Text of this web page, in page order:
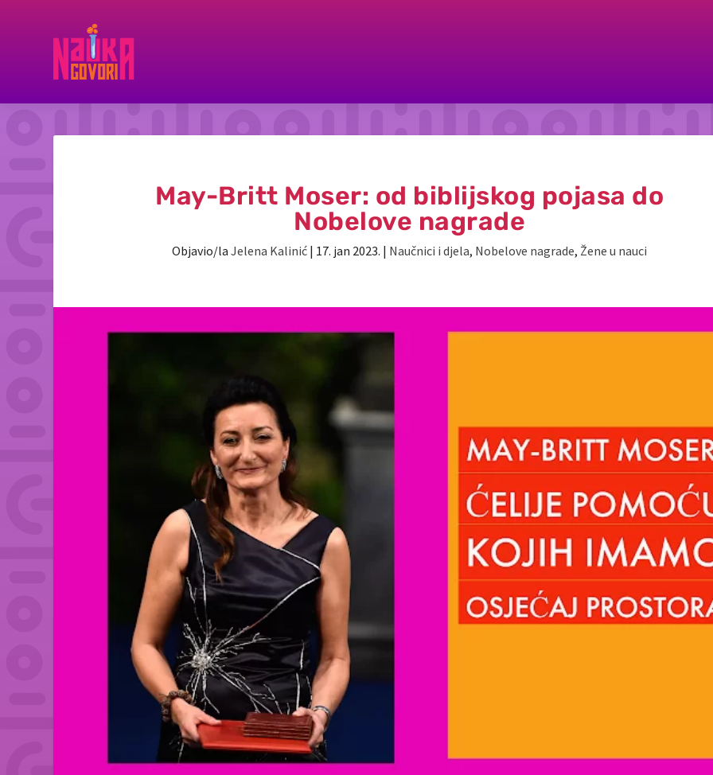
May-Britt Moser: od biblijskog pojasa do
Nobelove nagrade
Objavio/laJelena Kalinić | 17. jan 2023. | Naučnici i djela, Nobelove nagrade, Žene u nauci